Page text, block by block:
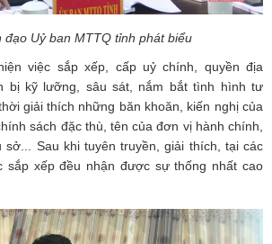
đạo Uỷ ban MTTQ tỉnh phát biểu
việc sắp xếp, cấp uỷ chính, quyền địa
bị kỹ lưỡng, sâu sát, nắm bắt tình hình tư
giải thích những băn khoăn, kiến nghị của
sách đặc thù, tên của đơn vị hành chính,
Sau khi tuyên truyền, giải thích, tại các
sắp xếp đều nhận được sự thống nhất cao